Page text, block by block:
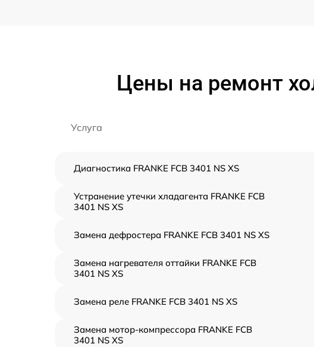
Цены на ремонт
Услуга
Диагностика FRANKE FCB 3401 NS XS
Устранение утечки хладагента FRANKE FCB
3401 NS XS
Замена дефростера FRANKE FCB 3401 NS XS
Замена нагревателя оттайки FRANKE FCB
3401 NS XS
Замена реле FRANKE FCB 3401 NS XS
Замена мотор-компрессора FRANKE FCB
3401 NS XS